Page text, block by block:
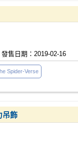
發售日期：2019-02-16
Spider-Verse
吊飾